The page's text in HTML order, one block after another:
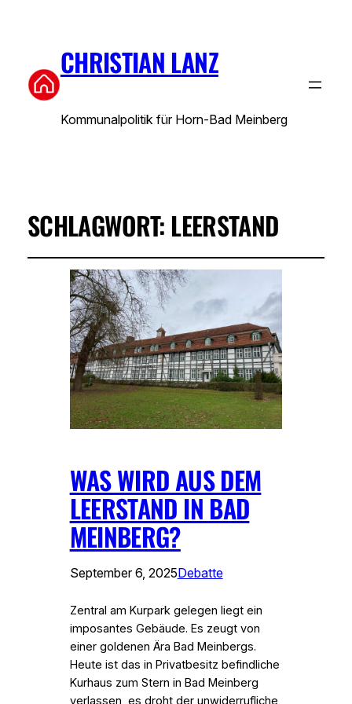
CHRISTIAN LANZ
Kommunalpolitik für Horn-Bad Meinberg
SCHLAGWORT: LEERSTAND
WAS WIRD AUS DEM
LEERSTAND IN BAD
MEINBERG?
September 6, 2025Debatte
Zentral am Kurpark gelegen liegt ein
imposantes Gebäude. Es zeugt von
einer goldenen Ära Bad Meinbergs.
Heute ist das in Privatbesitz befindliche
Kurhaus zum Stern in Bad Meinberg